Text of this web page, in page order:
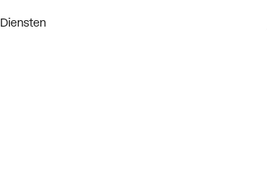
Diensten